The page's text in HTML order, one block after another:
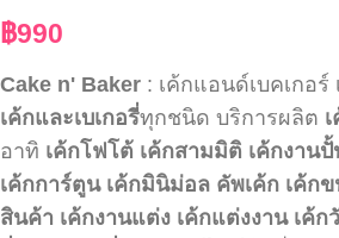
฿990
Cake n' Baker : เค้กแอนด์เบคเกอร์
เค้กและเบเกอรี่ทุกชนิด บริการผลิต
อาทิ เค้กโฟโต้ เค้กสามมิติ เค้กงาน
เค้กการ์ตูน เค้กมินิม่อล คัพเค้ก เค้ก
สินค้า เค้กงานแต่ง เค้กแต่งงาน เค้ก